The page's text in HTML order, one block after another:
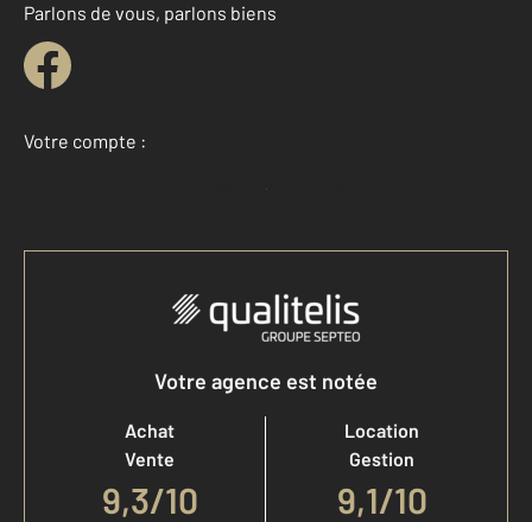
Parlons de vous, parlons biens
Votre compte :
Accéder à mon compte
Votre agence est notée
Achat
Vente
9,3/10
Location
Gestion
9,1/10